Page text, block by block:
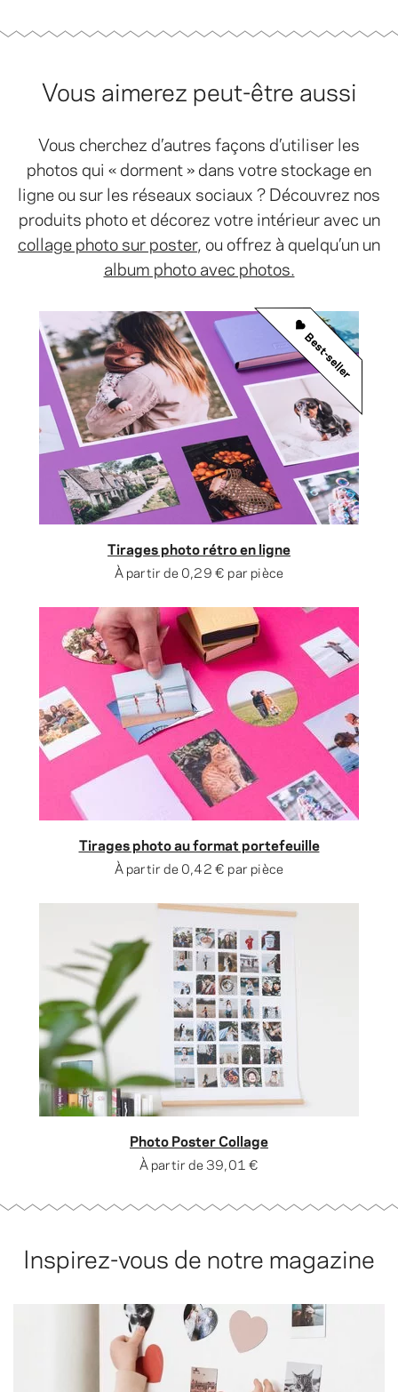
Vous aimerez peut-être aussi
Vous cherchez d’autres façons d’utiliser les
photos qui « dorment » dans votre stockage en
ligne ou sur les réseaux sociaux ? Découvrez nos
produits photo et décorez votre intérieur avec un
collage photo sur poster, ou offrez à quelqu’un un
album photo avec photos.
Tirages photo rétro en ligne
À partir de0,29 € par pièce
Best-seller
Tirages photo au format portefeuille
À partir de0,42 € par pièce
Photo Poster Collage
À partir de39,01 €
Inspirez-vous de notre magazine